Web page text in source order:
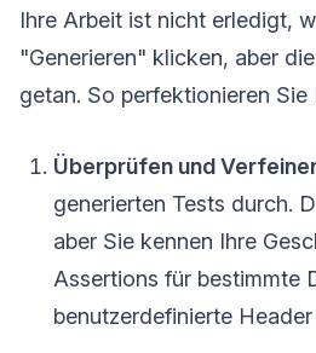
Ihre Arbeit ist nicht erledigt,
"Generieren" klicken, aber
getan. So perfektionieren Sie
Überprüfen und
generierten Tests durch.
aber Sie kennen Ihre
Assertions für bestimmte
benutzerdefinierte Header